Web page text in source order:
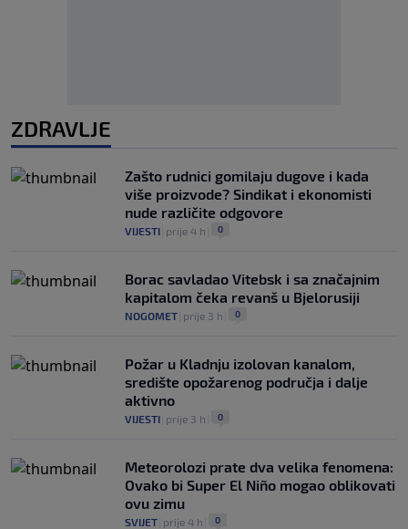
ZDRAVLJE
Zašto rudnici gomilaju dugove i kada
više proizvode? Sindikat i ekonomisti
nude različite odgovore
VIJESTI prije 4 h 0
Borac savladao Vitebsk i sa značajnim
kapitalom čeka revanš u Bjelorusiji
NOGOMET prije 3 h 0
Požar u Kladnju izolovan kanalom,
središte opožarenog područja i dalje
aktivno
VIJESTI prije 3 h 0
Meteorolozi prate dva velika fenomena:
Ovako bi Super El Niño mogao oblikovati
ovu zimu
SVIJET prije 4 h 0